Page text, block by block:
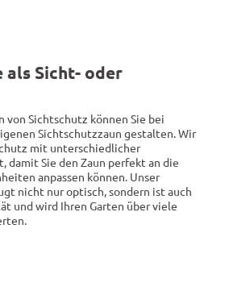
als Sicht- oder
von Sichtschutz können Sie bei
Sichtschutzzaun gestalten. Wir
mit unterschiedlicher
damit Sie den Zaun perfekt an die
anpassen können. Unser
nicht nur optisch, sondern ist auch
und wird Ihren Garten über viele